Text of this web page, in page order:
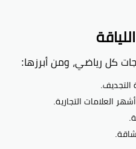
كل رياضي، ومن أبرزها:
التجديف.
العلامات التجارية.